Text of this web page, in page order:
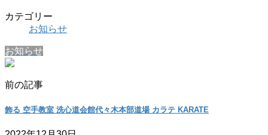
カテゴリー
お知らせ
お知らせ
前の記事
飾る 空手教室 洗心道会館代々木本部道場 カラテ KARATE